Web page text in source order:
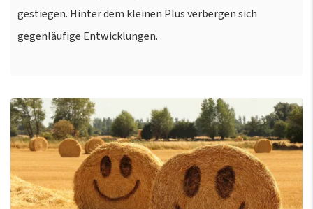
gestiegen. Hinter dem kleinen Plus verbergen sich
gegenläufige Entwicklungen.